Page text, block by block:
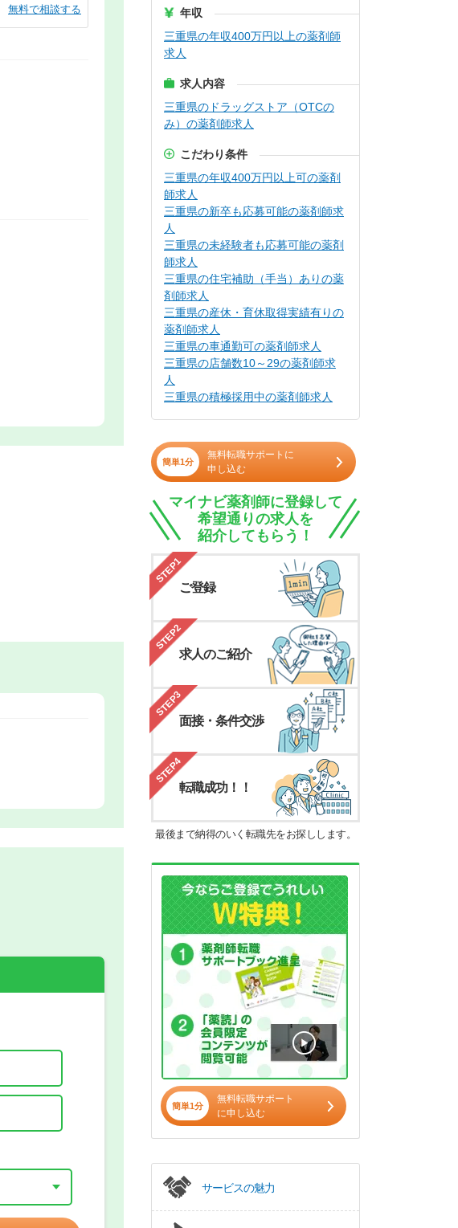
無料で相談する
希望の働き方
正社員
パート(週4日～5日)
年収
三重県の年収400万円以上の薬剤師
求人
求人内容
三重県のドラッグストア（OTCの
み）の薬剤師求人
こだわり条件
三重県の年収400万円以上可の薬剤
師求人
三重県の新卒も応募可能の薬剤師求
人
三重県の未経験者も応募可能の薬剤
師求人
三重県の住宅補助（手当）ありの薬
剤師求人
三重県の産休・育休取得実績有りの
薬剤師求人
三重県の車通勤可の薬剤師求人
三重県の店舗数10～29の薬剤師求
人
三重県の積極採用中の薬剤師求人
簡単1分
無料転職サポートに
申し込む
マイナビ薬剤師に登録して
希望通りの求人を
紹介してもらう！
STEP1
ご登録
STEP2
求人のご紹介
STEP3
面接・条件交渉
STEP4
転職成功！！
最後まで納得のいく転職先をお探しします。
簡単1分
無料転職サポート
に申し込む
サービスの魅力